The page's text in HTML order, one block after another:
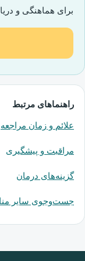
برای هماهنگی و
راهنماهای مرتبط
علائم و زمان مراجعه
مراقبت و پیشگیری
گزینه‌های درمان
جست‌وجوی سایر